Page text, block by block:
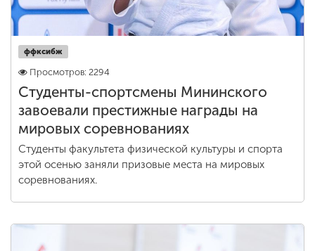
ффксибж
Просмотров: 2294
Студенты-спортсмены Мининского
завоевали престижные награды на
мировых соревнованиях
Студенты факультета физической культуры и спорта
этой осенью заняли призовые места на мировых
соревнованиях.